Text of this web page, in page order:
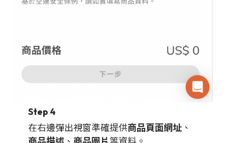
Step 4
在右邊彈出視窗準確提供商品頁面網址 、